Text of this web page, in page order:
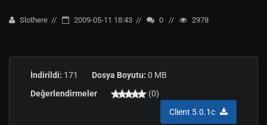
Slothere 2009-05-11 18:43 0 2978
İndirildi: 171 Dosya Boyutu: 0 MB
Değerlendirmeler
(0)
Client 5.0.1c